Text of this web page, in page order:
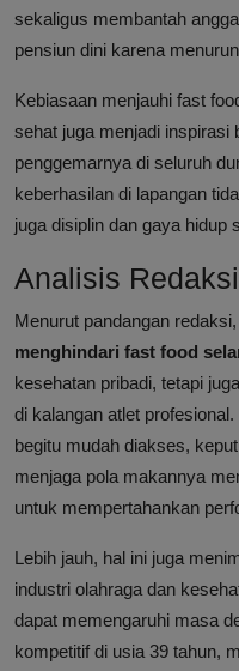
sekaligus membantah
pensiun dini karena
Kebiasaan menjauhi fast
sehat juga menjadi inspirasi
penggemarnya di seluruh
keberhasilan di lapangan
juga disiplin dan gaya hidup
Analisis Redaksi
Menurut pandangan redaksi,
menghindari fast food
kesehatan pribadi, tetapi
di kalangan atlet
begitu mudah diakses,
menjaga pola makannya
untuk mempertahankan
Lebih jauh, hal ini juga
industri olahraga dan
dapat memengaruhi masa
kompetitif di usia 39 tahun,